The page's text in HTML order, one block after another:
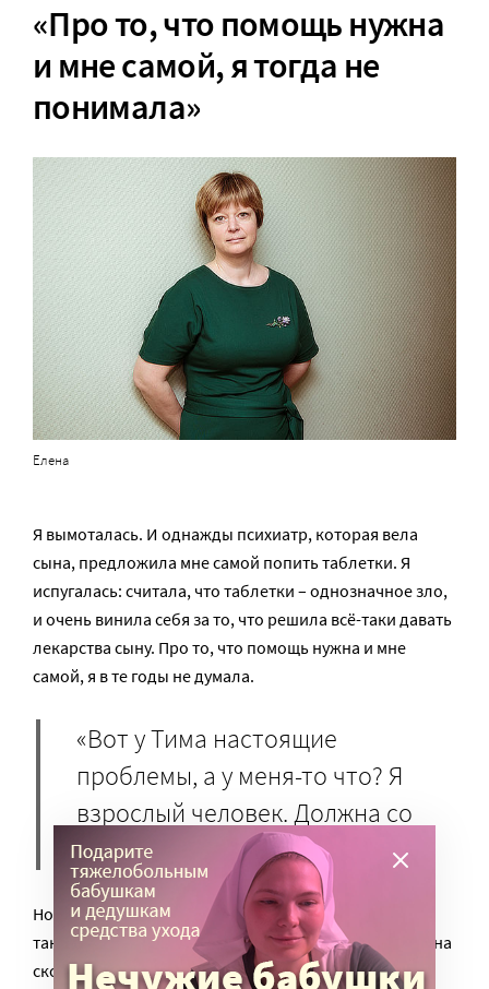
«Про то, что помощь нужна
и мне самой, я тогда не
понимала»
Елена
Я вымоталась. И однажды психиатр, которая вела
сына, предложила мне самой попить таблетки. Я
испугалась: считала, что таблетки – однозначное зло,
и очень винила себя за то, что решила всё-таки давать
лекарства сыну. Про то, что помощь нужна и мне
самой, я в те годы не думала.
«Вот у Тима настоящие
проблемы, а у меня-то что? Я
взрослый человек. Должна со
всем справиться силой воли».
Но на фоне бессонницы у меня в то время начались
такие приступы гипертонии, что всё первое лето сына
скорая приезжала к нам раз в неделю.